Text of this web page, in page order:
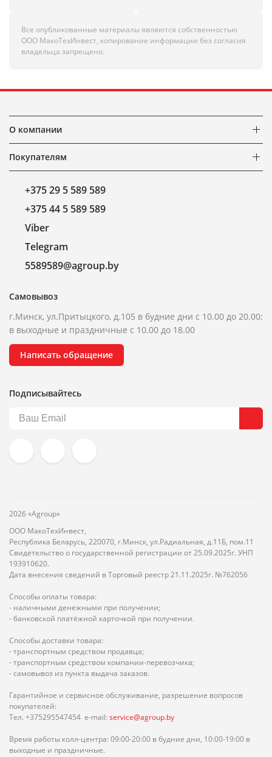
Все опубликованные материалы являются собственностью
ООО МакоТехИнвест, копирование информации без согласия
владельца запрещено.
О компании
Покупателям
+375 29 5 589 589
+375 44 5 589 589
Viber
Telegram
5589589@agroup.by
Самовывоз
г.Минск, ул.Притыцкого, д.105 в будние дни с 10.00 до 20.00;
в выходные и праздничные с 10.00 до 18.00
Написать обращение
Подписывайтесь
2026 «Agroup»
ООО МакоТехИнвест,
Республика Беларусь, 220070, г.Минск, ул.Радиальная, д.11Б, пом.11
Свидетельство о государственной регистрации от 25.09.2025г. УНП
193910620.
Дата внесения сведений в Торговый реестр 21.11.2025г. №762056
Способы оплаты товара:
- наличными денежными при получении;
- банковской платёжной карточкой при получении.
Способы доставки товара:
- транспортным средством продавца;
- транспортным средством компании-перевозчика;
- самовывоз из пункта выдача заказов.
Гарантийное и сервисное обслуживание, разрешение вопросов
покупателей:
Тел. +375295547454 e-mail: service@agroup.by
Время работы колл-центра: 09:00-20:00 в будние дни, 10:00-19:00 в
выходные и праздничные.